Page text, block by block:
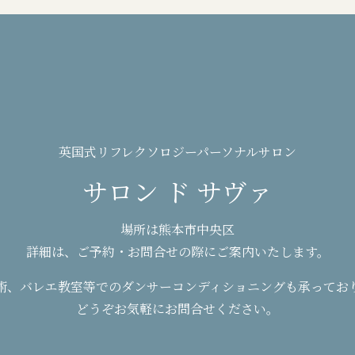
英国式リフレクソロジーパーソナルサロン
サロン ド サヴァ
場所は熊本市中央区
詳細は、ご予約・お問合せの際にご案内いたします。
、バレエ教室等でのダンサーコンディショニングも承ってお
どうぞお気軽にお問合せください。